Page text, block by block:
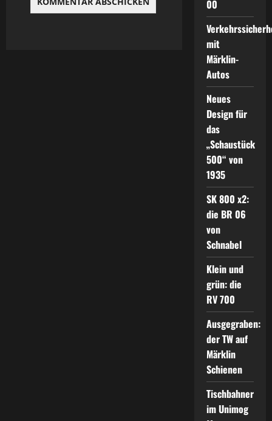
00
mit
Märklin-
Autos
Neues
Design für
das
„Schaustück
500“ von
1935
SK 800 x2:
die BR 06
von
Schnabel
Klein und
grün: die
RV 700
Ausgegraben:
der TW auf
Märklin
Schienen
Tischbahner
im Unimog